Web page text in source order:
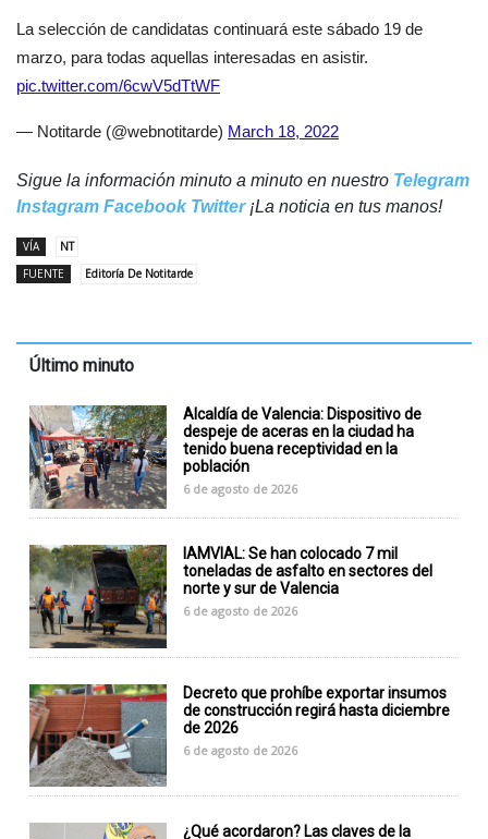
La selección de candidatas continuará este sábado 19 de
marzo, para todas aquellas interesadas en asistir.
pic.twitter.com/6cwV5dTtWF
— Notitarde (@webnotitarde) March 18, 2022
Sigue la información minuto a minuto en nuestro Telegram
Instagram Facebook Twitter¡La noticia en tus manos!
VÍA
NT
FUENTE
Editoría De Notitarde
Último minuto
Alcaldía de Valencia: Dispositivo de
despeje de aceras en la ciudad ha
tenido buena receptividad en la
población
6 de agosto de 2026
IAMVIAL: Se han colocado 7 mil
toneladas de asfalto en sectores del
norte y sur de Valencia
6 de agosto de 2026
Decreto que prohíbe exportar insumos
de construcción regirá hasta diciembre
de 2026
6 de agosto de 2026
¿Qué acordaron? Las claves de la